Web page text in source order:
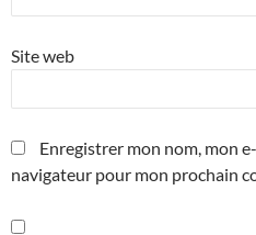
Site web
Enregistrer mon nom, mon
navigateur pour mon prochain